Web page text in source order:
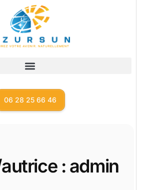
06 28 25 66 46
: admin